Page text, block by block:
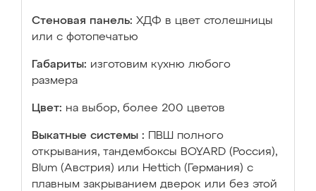
Стеновая панель: ХДФ в цвет столешницы
или с фотопечатью
Габариты: изготовим кухню любого
размера
Цвет: на выбор, более 200 цветов
Выкатные системы :
ПВШ полного
открывания, тандембоксы BOYARD (Россия),
Blum (Австрия) или Hettich (Германия) с
плавным закрыванием дверок или без этой